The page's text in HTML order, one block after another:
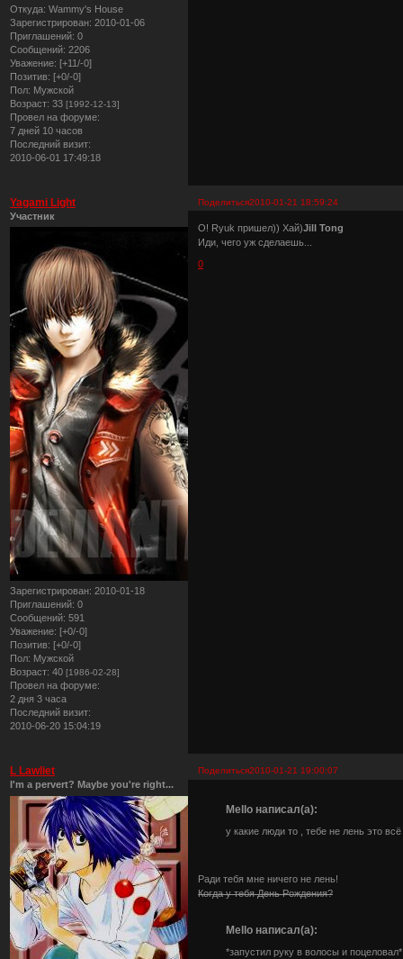
Откуда: Wammy's House
Зарегистрирован: 2010-01-06
Приглашений: 0
Сообщений: 2206
Уважение: [+11/-0]
Позитив: [+0/-0]
Пол: Мужской
Возраст: 33 [1992-12-13]
Провел на форуме:
7 дней 10 часов
Последний визит:
2010-06-01 17:49:18
Поделиться2010-01-21 18:59:24
Yagami Light
Участник
Зарегистрирован: 2010-01-18
Приглашений: 0
Сообщений: 591
Уважение: [+0/-0]
Позитив: [+0/-0]
Пол: Мужской
Возраст: 40 [1986-02-28]
Провел на форуме:
2 дня 3 часа
Последний визит:
2010-06-20 15:04:19
О! Ryuk пришел)) Хай)Jill Tong
Иди, чего уж сделаешь...
0
Поделиться2010-01-21 19:00:07
L Lawliet
I'm a pervert? Maybe you're right...
Mello написал(а):
у какие люди то , тебе не лень это
Ради тебя мне ничего не лень!
Когда у тебя День Рождения?
Mello написал(а):
*запустил руку в волосы и поцеловал*